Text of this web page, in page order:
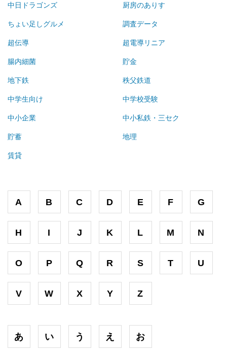
中日ドラゴンズ 厨房のありす
ちょい足しグルメ 調査データ
超伝導 超電導リニア
腸内細菌 貯金
地下鉄 秩父鉄道
中学生向け 中学校受験
中小企業 中小私鉄・三セク
貯蓄 地理
賃貸
A B C D E F G
H I J K L M N
O P Q R S T U
V W X Y Z
あ い う え お